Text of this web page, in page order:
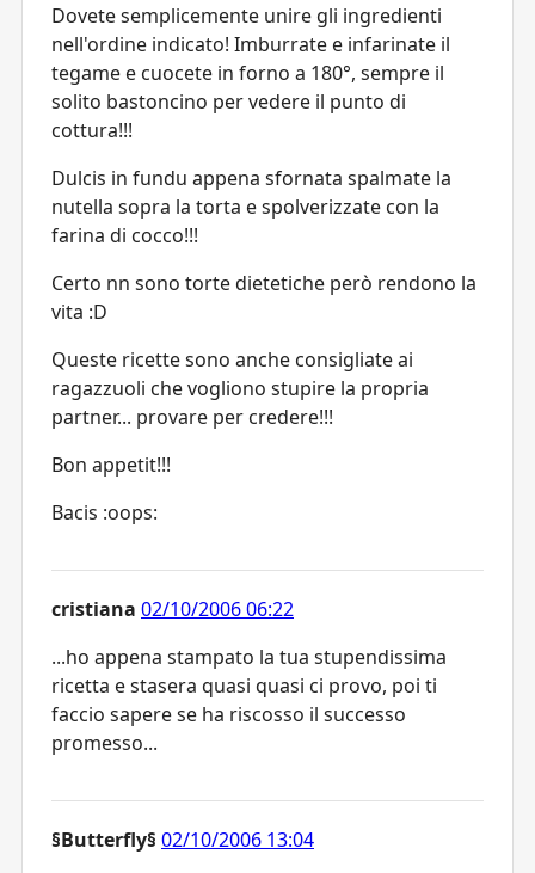
Dovete semplicemente unire gli ingredienti
nell'ordine indicato! Imburrate e infarinate il
tegame e cuocete in forno a 180°, sempre il
solito bastoncino per vedere il punto di
cottura!!!
Dulcis in fundu appena sfornata spalmate la
nutella sopra la torta e spolverizzate con la
farina di cocco!!!
Certo nn sono torte dietetiche però rendono la
vita :D
Queste ricette sono anche consigliate ai
ragazzuoli che vogliono stupire la propria
partner... provare per credere!!!
Bon appetit!!!
Bacis :oops:
cristiana 02/10/2006 06:22
...ho appena stampato la tua stupendissima
ricetta e stasera quasi quasi ci provo, poi ti
faccio sapere se ha riscosso il successo
promesso...
§Butterfly§ 02/10/2006 13:04